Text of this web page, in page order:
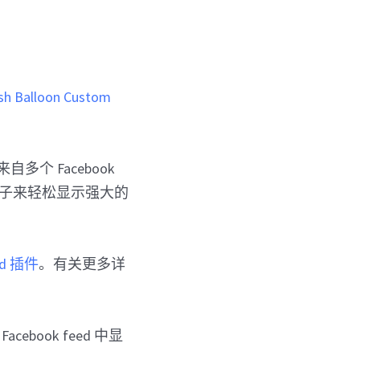
Balloon Custom
自多个 Facebook
来轻松显示强大的
插件。有关更多详
feed 中显